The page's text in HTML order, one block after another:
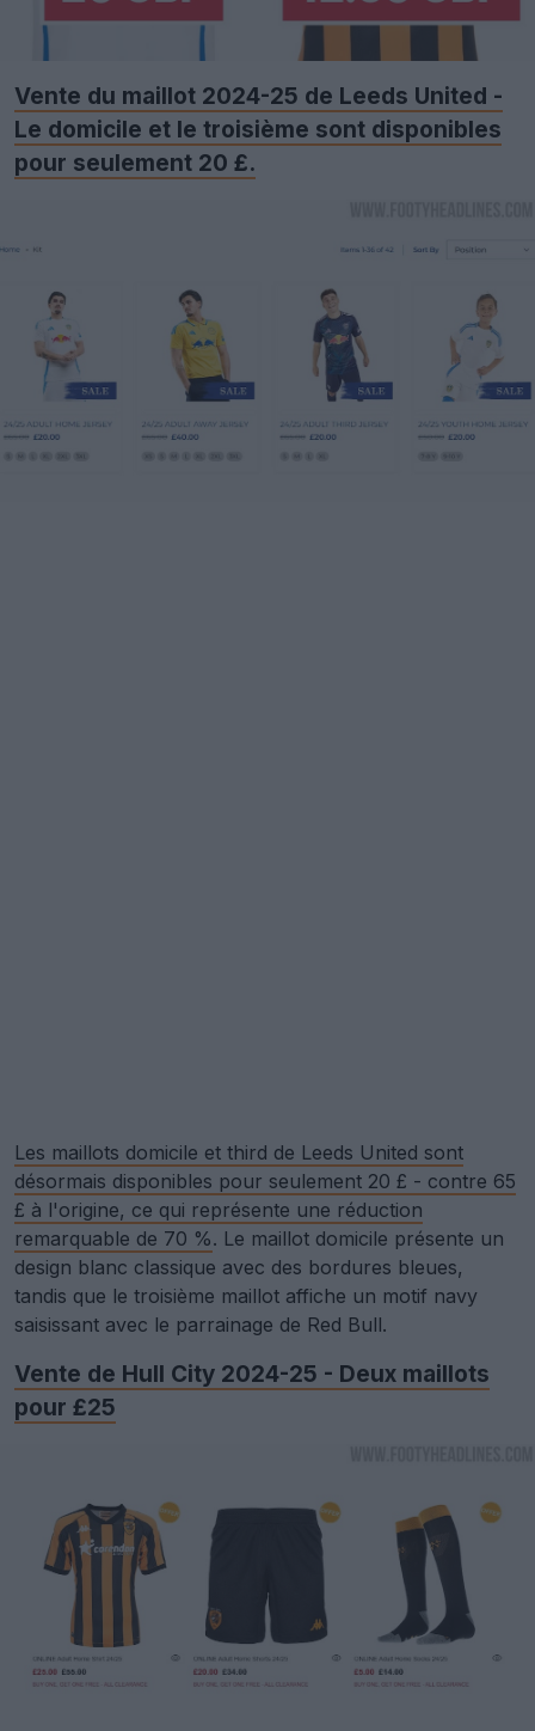
Vente du maillot 2024-25 de Leeds United -
Le domicile et le troisième sont disponibles
pour seulement 20 £.
Les maillots domicile et third de Leeds United sont
désormais disponibles pour seulement 20 £ - contre 65
£ à l'origine, ce qui représente une réduction
remarquable de 70 %. Le maillot domicile présente un
design blanc classique avec des bordures bleues,
tandis que le troisième maillot affiche un motif navy
saisissant avec le parrainage de Red Bull.
Vente de Hull City 2024-25 - Deux maillots
pour £25